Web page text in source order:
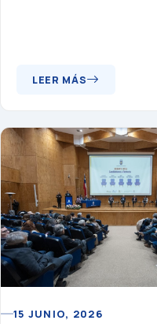
LEER MÁS
15 JUNIO, 2026